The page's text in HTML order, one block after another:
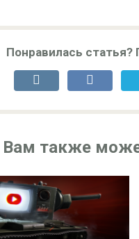
Понравилась
Вам также